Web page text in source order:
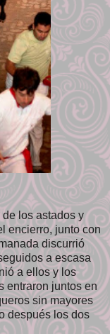
los astados y
encierro, junto con
discurrió
a escasa
a ellos y los
entraron juntos en
sin mayores
después los dos